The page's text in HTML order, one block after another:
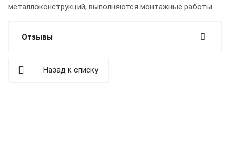
металлоконструкций, выполняются монтажные работы.
Отзывы
Назад к списку